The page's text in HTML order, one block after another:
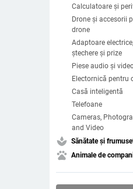
Calculatoare și
Drone și accesorii
drone
Adaptoare electrice,
ștechere și prize
Piese audio și
Electornică pentru
Casă inteligentă
Telefoane
Cameras,
and Video
spa Sănătate și
pets Animale de